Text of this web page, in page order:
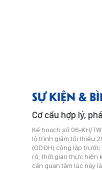
SỰ KIỆN &
Cơ cấu hợp lý,
Kế hoạch số 06-KH/
lộ trình giảm tối thiểu
(GDĐH) công lập
rõ, thời gian thực hiện
cần quan tâm lúc này